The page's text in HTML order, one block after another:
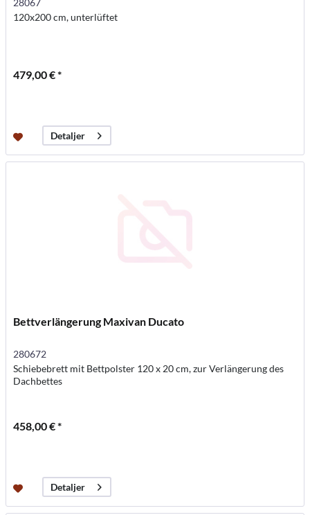
28067
120x200 cm, unterlüftet
479,00 € *
Detaljer
Bettverlängerung Maxivan Ducato
280672
Schiebebrett mit Bettpolster 120 x 20 cm, zur Verlängerung des
Dachbettes
458,00 € *
Detaljer